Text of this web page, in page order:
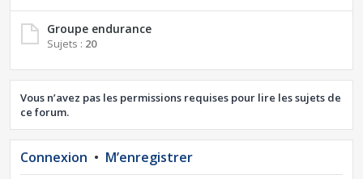
Groupe endurance
Sujets : 20
Vous n’avez pas les permissions requises pour lire les sujets de
ce forum.
Connexion • M’enregistrer